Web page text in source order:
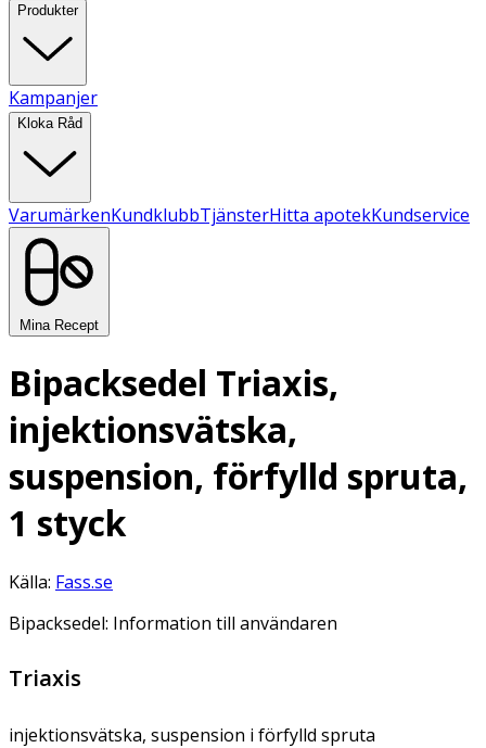
Produkter
Kampanjer
Kloka Råd
VarumärkenKundklubbTjänsterHitta apotekKundservice
Mina Recept
Bipacksedel Triaxis,
injektionsvätska,
suspension, förfylld spruta,
1 styck
Källa: Fass.se
Bipacksedel: Information till användaren
Triaxis
injektionsvätska, suspension i förfylld spruta